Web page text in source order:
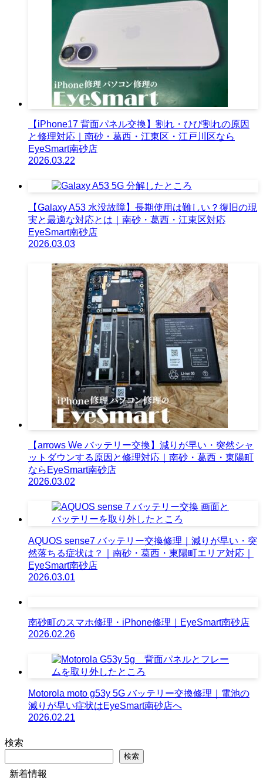
【iPhone17 背面パネル交換】割れ・ひび割れの原因
と修理対応｜南砂・葛西・江東区・江戸川区なら
EyeSmart南砂店
2026.03.22
【Galaxy A53 水没故障】長期使用は難しい？復旧の現
実と最適な対応とは｜南砂・葛西・江東区対応
EyeSmart南砂店
2026.03.03
【arrows We バッテリー交換】減りが早い・突然シャ
ットダウンする原因と修理対応｜南砂・葛西・東陽町
ならEyeSmart南砂店
2026.03.02
AQUOS sense7 バッテリー交換修理｜減りが早い・突
然落ちる症状は？｜南砂・葛西・東陽町エリア対応｜
EyeSmart南砂店
2026.03.01
南砂町のスマホ修理・iPhone修理｜EyeSmart南砂店
2026.02.26
Motorola moto g53y 5G バッテリー交換修理｜電池の
減りが早い症状はEyeSmart南砂店へ
2026.02.21
検索
検索
新着情報